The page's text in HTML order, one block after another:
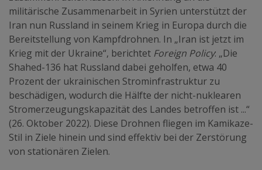
militärische Zusammenarbeit in Syrien unterstützt der
Iran nun Russland in seinem Krieg in Europa durch die
Bereitstellung von Kampfdrohnen. In „Iran ist jetzt im
Krieg mit der Ukraine“, berichtet Foreign Policy: „Die
Shahed-136 hat Russland dabei geholfen, etwa 40
Prozent der ukrainischen Strominfrastruktur zu
beschädigen, wodurch die Hälfte der nicht-nuklearen
Stromerzeugungskapazität des Landes betroffen ist ...“
(26. Oktober 2022). Diese Drohnen fliegen im Kamikaze-
Stil in Ziele hinein und sind effektiv bei der Zerstörung
von stationären Zielen.